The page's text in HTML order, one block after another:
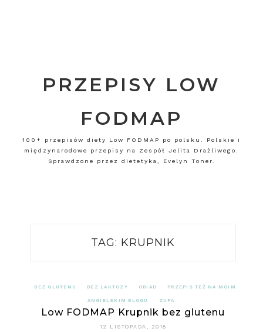
PRZEPISY LOW
FODMAP
100+ przepisów diety Low FODMAP po polsku. Polskie i
międzynarodowe przepisy na Zespół Jelita Drażliwego.
Sprawdzone przez dietetyka, Evelyn Toner.
TAG: KRUPNIK
BEZ GLUTENU BEZ LAKTOZY OBIAD PRZEPIS TEŻ NA MOIM
ANGIELSKIM BLOGU ZUPA
Low FODMAP Krupnik bez glutenu
12 LISTOPADA, 2018